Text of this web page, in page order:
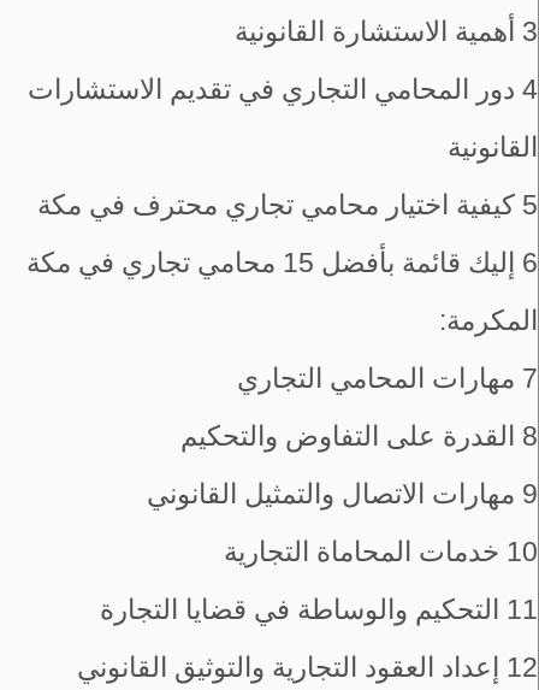
3 أهمية الاستشارة القانونية
4 دور المحامي التجاري في تقديم الاستشارات
القانونية
5 كيفية اختيار محامي تجاري محترف في مكة
6
إليك قائمة بأفضل 15 محامي تجاري في مكة
المكرمة:
7 مهارات المحامي التجاري
8 القدرة على التفاوض والتحكيم
9 مهارات الاتصال والتمثيل القانوني
10 خدمات المحاماة التجارية
11 التحكيم والوساطة في قضايا التجارة
12 إعداد العقود التجارية والتوثيق القانوني